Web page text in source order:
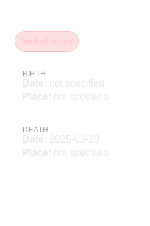
BIRTH
Date: not specified
Place: not specified
DEATH
Date: 2025-03-20
Place: not specified